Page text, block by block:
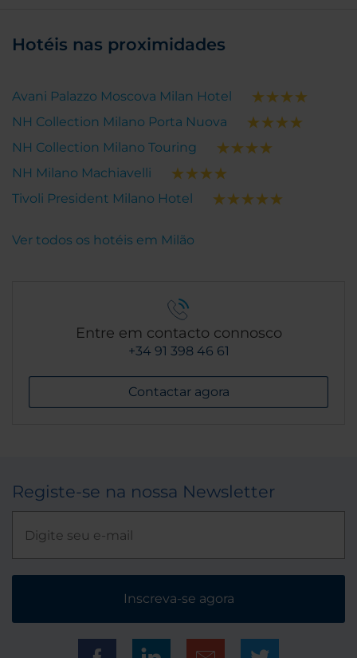
Hotéis nas proximidades
Avani Palazzo Moscova Milan Hotel
NH Collection Milano Porta Nuova
NH Collection Milano Touring
NH Milano Machiavelli
Tivoli President Milano Hotel
Ver todos os hotéis em Milão
Entre em contacto connosco
+34 91 398 46 61
Contactar agora
Registe-se na nossa Newsletter
Inscreva-se agora